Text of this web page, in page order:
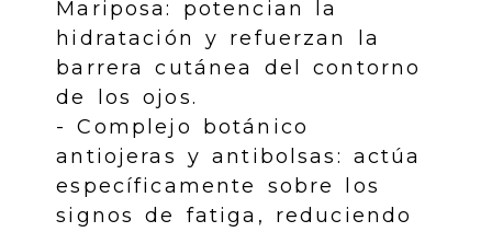
Mariposa: potencian la
hidratación y refuerzan la
barrera cutánea del contorno
de los ojos.
- Complejo botánico
antiojeras y antibolsas: actúa
específicamente sobre los
signos de fatiga, reduciendo